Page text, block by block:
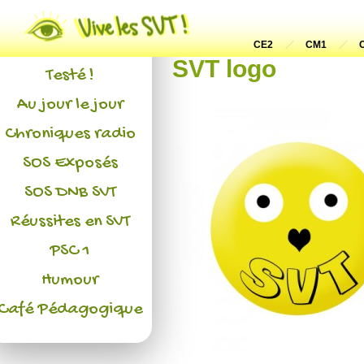
CE2 CM1
SVT logo
Actualités
L'association
Testé !
Au jour le jour
Chroniques radio
SOS Exposés
SOS DNB SVT
Réussites en SVT
PSC 1
Humour
Pédagogique